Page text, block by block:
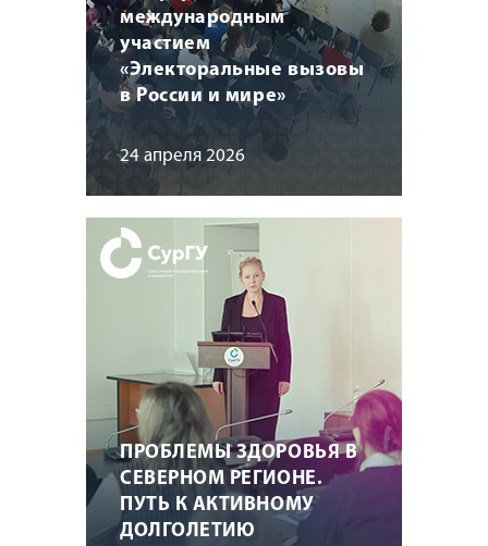
международным
участием
«Электоральные вызовы
в России и мире»
24 апреля 2026
ПРОБЛЕМЫ ЗДОРОВЬЯ В
СЕВЕРНОМ РЕГИОНЕ.
ПУТЬ К АКТИВНОМУ
ДОЛГОЛЕТИЮ